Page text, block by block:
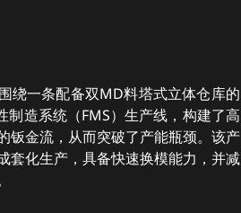
绕一条配备双MD料塔式立体仓库的
制造系统（FMS）生产线，构建了高
钣金流，从而突破了产能瓶颈。该产
套化生产，具备快速换模能力，并减